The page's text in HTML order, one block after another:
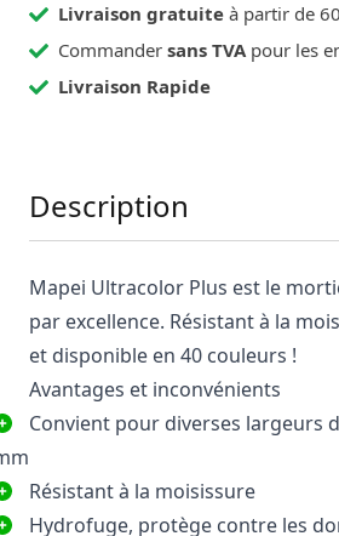
Livraison gratuite à partir de
Commander sans TVApour les
Livraison Rapide
Description
Mapei Ultracolor Plus est le
par excellence. Résistant à la
et disponible en 40 couleurs !
Avantages et inconvénients
Convient pour diverses largeurs
Résistant à la moisissure
Hydrofuge, protège contre les